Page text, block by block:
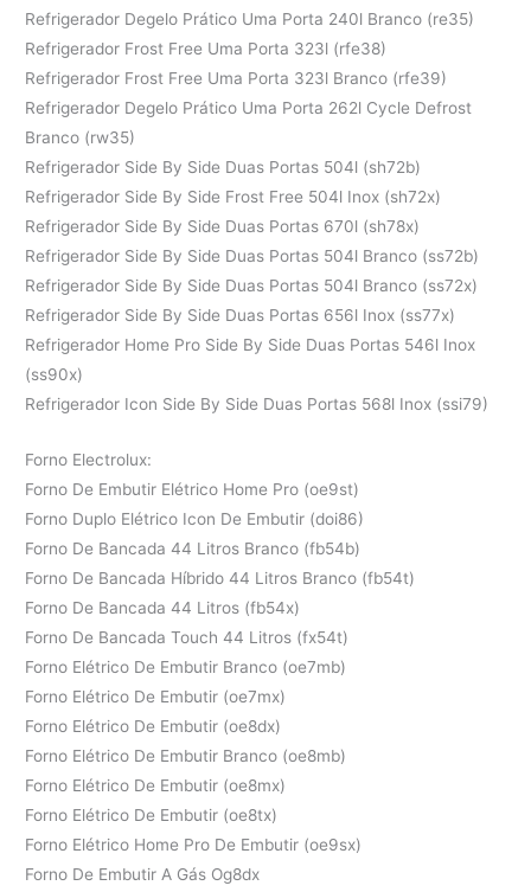
Refrigerador Degelo Prático Uma Porta 240l Branco (re35)
Refrigerador Frost Free Uma Porta 323l (rfe38)
Refrigerador Frost Free Uma Porta 323l Branco (rfe39)
Refrigerador Degelo Prático Uma Porta 262l Cycle Defrost
Branco (rw35)
Refrigerador Side By Side Duas Portas 504l (sh72b)
Refrigerador Side By Side Frost Free 504l Inox (sh72x)
Refrigerador Side By Side Duas Portas 670l (sh78x)
Refrigerador Side By Side Duas Portas 504l Branco (ss72b)
Refrigerador Side By Side Duas Portas 504l Branco (ss72x)
Refrigerador Side By Side Duas Portas 656l Inox (ss77x)
Refrigerador Home Pro Side By Side Duas Portas 546l Inox
(ss90x)
Refrigerador Icon Side By Side Duas Portas 568l Inox (ssi79)
Forno Electrolux:
Forno De Embutir Elétrico Home Pro (oe9st)
Forno Duplo Elétrico Icon De Embutir (doi86)
Forno De Bancada 44 Litros Branco (fb54b)
Forno De Bancada Híbrido 44 Litros Branco (fb54t)
Forno De Bancada 44 Litros (fb54x)
Forno De Bancada Touch 44 Litros (fx54t)
Forno Elétrico De Embutir Branco (oe7mb)
Forno Elétrico De Embutir (oe7mx)
Forno Elétrico De Embutir (oe8dx)
Forno Elétrico De Embutir Branco (oe8mb)
Forno Elétrico De Embutir (oe8mx)
Forno Elétrico De Embutir (oe8tx)
Forno Elétrico Home Pro De Embutir (oe9sx)
Forno De Embutir A Gás Og8dx